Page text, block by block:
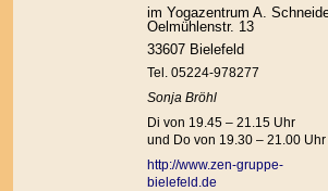
im Yogazentrum A.
Oelmühlenstr. 13
33607 Bielefeld
Tel. 05224-978277
Sonja Bröhl
Di von 19.45 – 21.15 Uhr
und Do von 19.30 – 21.00 Uhr
http://www.zen-gruppe-
bielefeld.de